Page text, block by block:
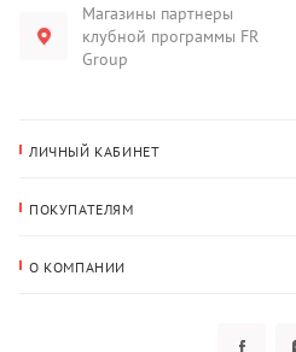
Магазины партнеры
клубной программы FR
Group
ЛИЧНЫЙ КАБИНЕТ
Адрес для доставки
ПОКУПАТЕЛЯМ
О КОМПАНИИ
Политика конфиденциальности